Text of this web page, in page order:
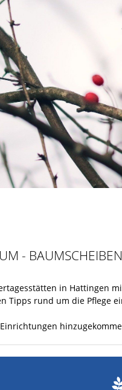
-
in Hattingen
Tipps rund um die Pflege